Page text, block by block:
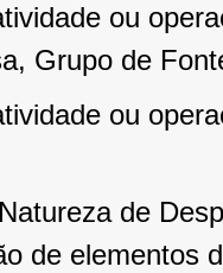
ou
Grupo de
ou
de
de elementos